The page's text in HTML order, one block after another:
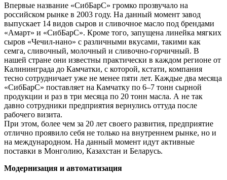
Впервые название «СибБарС» громко прозвучало на
российском рынке в 2003 году. На данный момент завод
выпускает 14 видов сыров и сливочное масло под брендами
«Амарт» и «СибБарС». Кроме того, запущена линейка мягких
сыров «Чечил-нано» с различными вкусами, такими как
семга, сливочный, молочный и сливочно-горчичный. В
нашей стране они известны практически в каждом регионе от
Калининграда до Камчатки, с которой, кстати, компания
тесно сотрудничает уже не менее пяти лет. Каждые два месяца
«СибБарС» поставляет на Камчатку по 6–7 тонн сырной
продукции и раз в три месяца по 20 тонн масла. А не так
давно сотрудники предприятия вернулись оттуда после
рабочего визита.
При этом, более чем за 20 лет своего развития, предприятие
отлично проявило себя не только на внутреннем рынке, но и
на международном. На данный момент идут активные
поставки в Монголию, Казахстан и Беларусь.
Модернизация и автоматизация